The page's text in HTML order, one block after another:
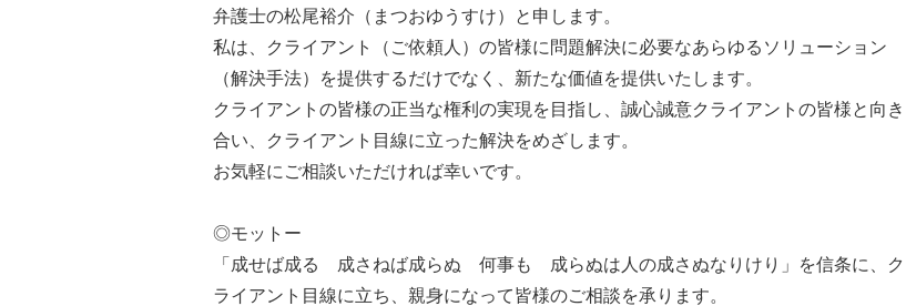
弁護士の松尾裕介（まつおゆうすけ）と申します。
私は、クライアント（ご依頼人）の皆様に問題解決に必要なあらゆるソリューション
（解決手法）を提供するだけでなく、新たな価値を提供いたします。
クライアントの皆様の正当な権利の実現を目指し、誠心誠意クライアントの皆様と向き
合い、クライアント目線に立った解決をめざします。
お気軽にご相談いただければ幸いです。
◎モットー
「成せば成る 成さねば成らぬ 何事も 成らぬは人の成さぬなりけり」を信条に、ク
ライアント目線に立ち、親身になって皆様のご相談を承ります。